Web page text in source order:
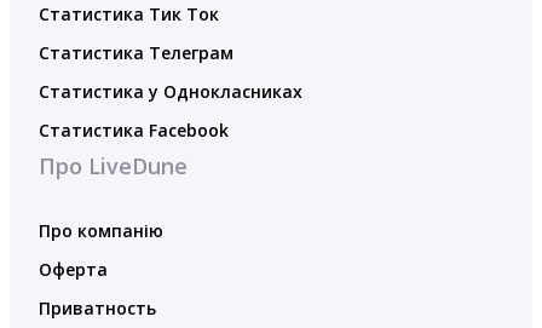
Статистика Тик Ток
Статистика Телеграм
Статистика у Однокласниках
Статистика Facebook
Про LiveDune
Про компанію
Оферта
Приватность